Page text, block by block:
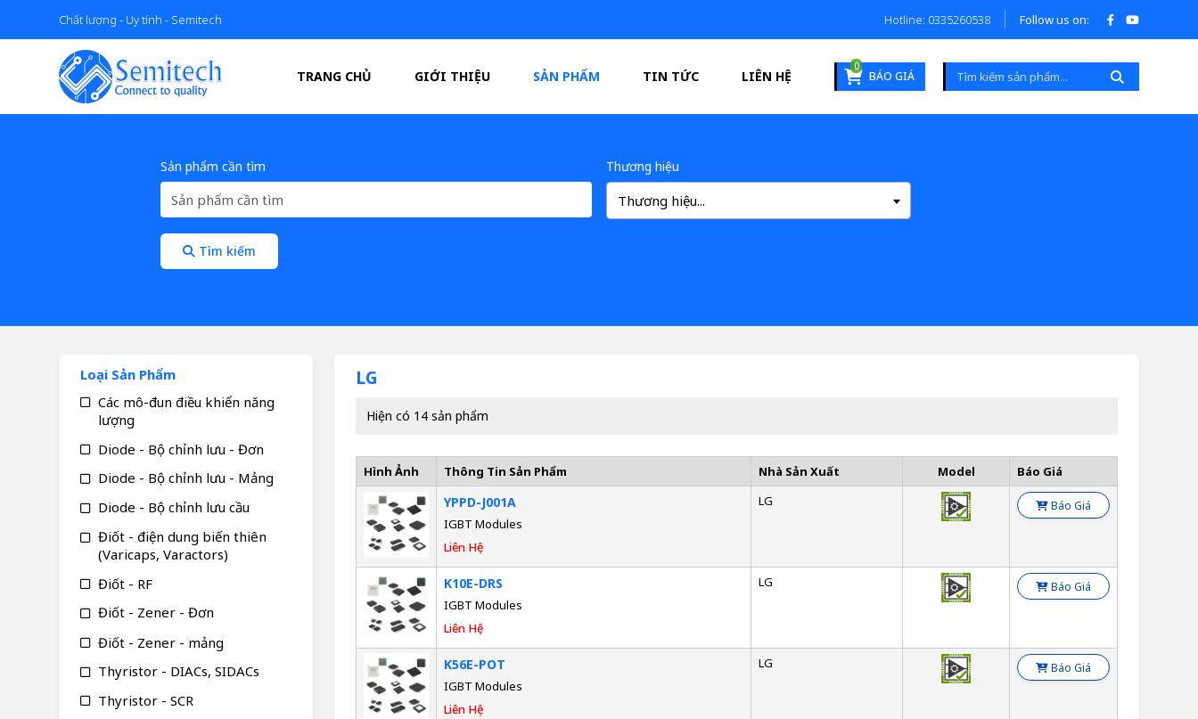
Chất lượng - Uy tính - Semitech Hotline: 0335260538 Follow us on:
TRANG CHỦ GIỚI THIỆU SẢN PHẨM TIN TỨC LIÊN HỆ
0
BÁO GIÁ
Sản phẩm cần tìm Thương hiệu
Thương hiệu...
Tìm kiếm
LG
Hiện có 14 sản phẩm
Hình Ảnh Thông Tin Sản Phẩm Nhà Sản Xuất Model Báo Giá
YPPD-J001A
IGBT Modules
Liên Hệ
LG Báo Giá
K10E-DRS
IGBT Modules
Liên Hệ
LG Báo Giá
K56E-POT
IGBT Modules
Liên Hệ
LG Báo Giá
Loại Sản Phẩm
Các mô-đun điều khiển năng
lượng
Diode - Bộ chỉnh lưu - Đơn
Diode - Bộ chỉnh lưu - Mảng
Diode - Bộ chỉnh lưu cầu
Điốt - điện dung biến thiên
(Varicaps, Varactors)
Điốt - RF
Điốt - Zener - Đơn
Điốt - Zener - mảng
Thyristor - DIACs, SIDACs
Thyristor - SCR